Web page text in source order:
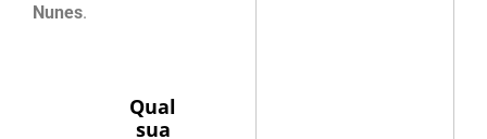
Nunes.
Qual
sua